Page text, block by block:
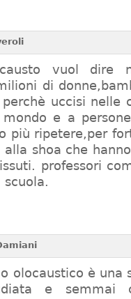
vuol
di
uccisi nelle
mondo e a
più ripetere,per
alla shoa che
professori
olocaustico è una
e semmai